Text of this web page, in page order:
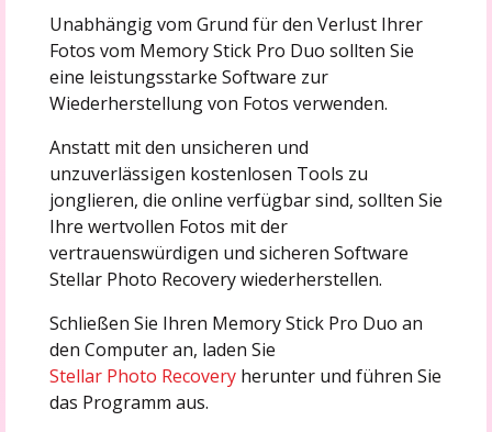
Unabhängig vom Grund für den Verlust Ihrer
Fotos vom Memory Stick Pro Duo sollten Sie
eine leistungsstarke Software zur
Wiederherstellung von Fotos verwenden.
Anstatt mit den unsicheren und
unzuverlässigen kostenlosen Tools zu
jonglieren, die online verfügbar sind, sollten Sie
Ihre wertvollen Fotos mit der
vertrauenswürdigen und sicheren Software
Stellar Photo Recovery wiederherstellen.
Schließen Sie Ihren Memory Stick Pro Duo an
den Computer an, laden Sie
Stellar Photo Recoveryherunter und führen Sie
das Programm aus.